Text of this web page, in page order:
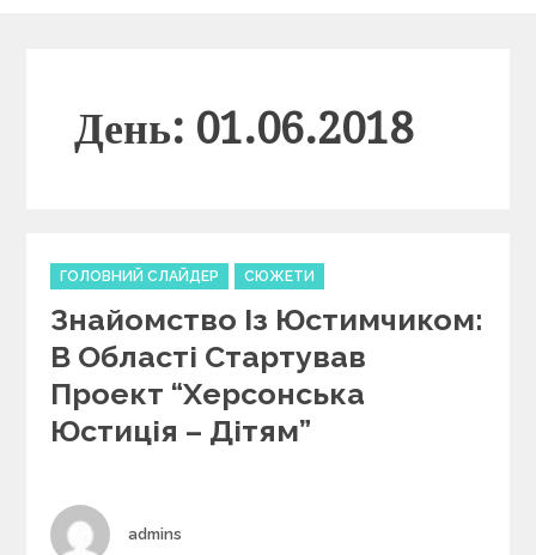
День: 01.06.2018
C
a
t
e
g
r
i
ГОЛОВНИЙ СЛАЙДЕР СЮЖЕТИ
Знайомство Із Юстимчиком:
В Області Стартував
Проект “Херсонська
Юстиція – Дітям”
Author
admins